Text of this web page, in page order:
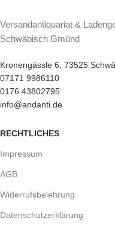
Versandantiquariat &
Schwäbisch Gmünd
Kronengässle 6, 73525
07171 9986110
0176 43802795
info@andanti.de
RECHTLICHES
Impressum
AGB
Widerrufsbelehrung
Datenschutzerklärung